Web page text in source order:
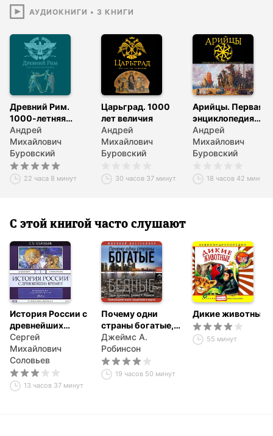
этот имперский опыт для России, величающей себя
Третьим Римом?
АУДИОКНИГИ • 3 КНИГИ
Древний Рим.
1000-летняя
биография
Андрей
Михайлович
Буровский
22 часа 8 минут
Царьград. 1000
лет величия
Андрей
Михайлович
Буровский
30 часов 37 минут
Арийцы. Первая
энциклопедия
«Высшей Расы»
Андрей
Михайлович
Буровский
18 часов 42 минуты
С этой книгой часто слушают
История России с
древнейших
времен. Том 1
Сергей
Михайлович
Соловьев
13 часов 37 минут
Почему одни
страны богатые, а
другие бедные.
Происхождение
власти,
процветания и
нищеты
Джеймс А.
Робинсон
19 часов 50 минут
Дикие животные
55 минут